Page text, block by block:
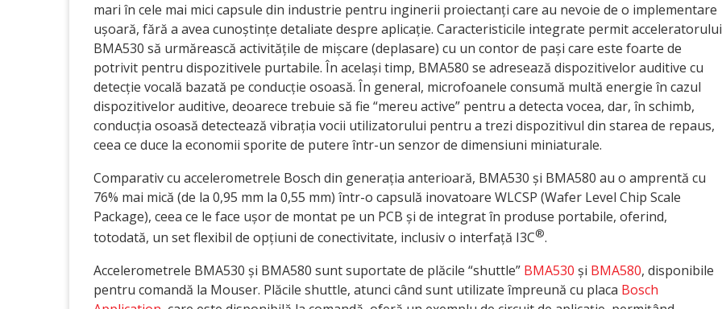
mari în cele mai mici capsule din industrie pentru inginerii proiectanți care au nevoie de o implementare
ușoară, fără a avea cunoștințe detaliate despre aplicație. Caracteristicile integrate permit acceleratorului
BMA530 să urmărească activitățile de mișcare (deplasare) cu un contor de pași care este foarte de
potrivit pentru dispozitivele purtabile. În același timp, BMA580 se adresează dispozitivelor auditive cu
detecție vocală bazată pe conducție osoasă. În general, microfoanele consumă multă energie în cazul
dispozitivelor auditive, deoarece trebuie să fie “mereu active” pentru a detecta vocea, dar, în schimb,
conducția osoasă detectează vibrația vocii utilizatorului pentru a trezi dispozitivul din starea de repaus,
ceea ce duce la economii sporite de putere într-un senzor de dimensiuni miniaturale.
Comparativ cu accelerometrele Bosch din generația anterioară, BMA530 și BMA580 au o amprentă cu
76% mai mică (de la 0,95 mm la 0,55 mm) într-o capsulă inovatoare WLCSP (Wafer Level Chip Scale
Package), ceea ce le face ușor de montat pe un PCB și de integrat în produse portabile, oferind,
totodată, un set flexibil de opțiuni de conectivitate, inclusiv o interfață I3C®.
Accelerometrele BMA530 și BMA580 sunt suportate de plăcile “shuttle” BMA530 și BMA580, disponibile
pentru comandă la Mouser. Plăcile shuttle, atunci când sunt utilizate împreună cu placa Bosch